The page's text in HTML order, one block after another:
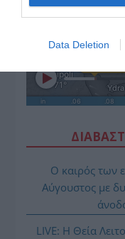
Data Deletion
Ο καιρός των
Αύγουστος με
LIVE: Η Θεία